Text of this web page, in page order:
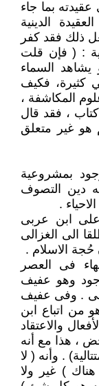
بما جاء
الدينية
ذلك فقد كفر
: ( فإن قلت
السماء
كثيرة، فكيف
المكاشفة ،
، فقد قال
هو غير متعلق
بمشروعية
دين التصوف
.
ابن عربى
الى الغزالى
الاسلام .
فى العصر
وهو عفيف
ابن عربى . وفى عفيف
من اتباع ابن
والاعتقاد
، هذا مع أنه
. وأنه ( لا
) غير ولا